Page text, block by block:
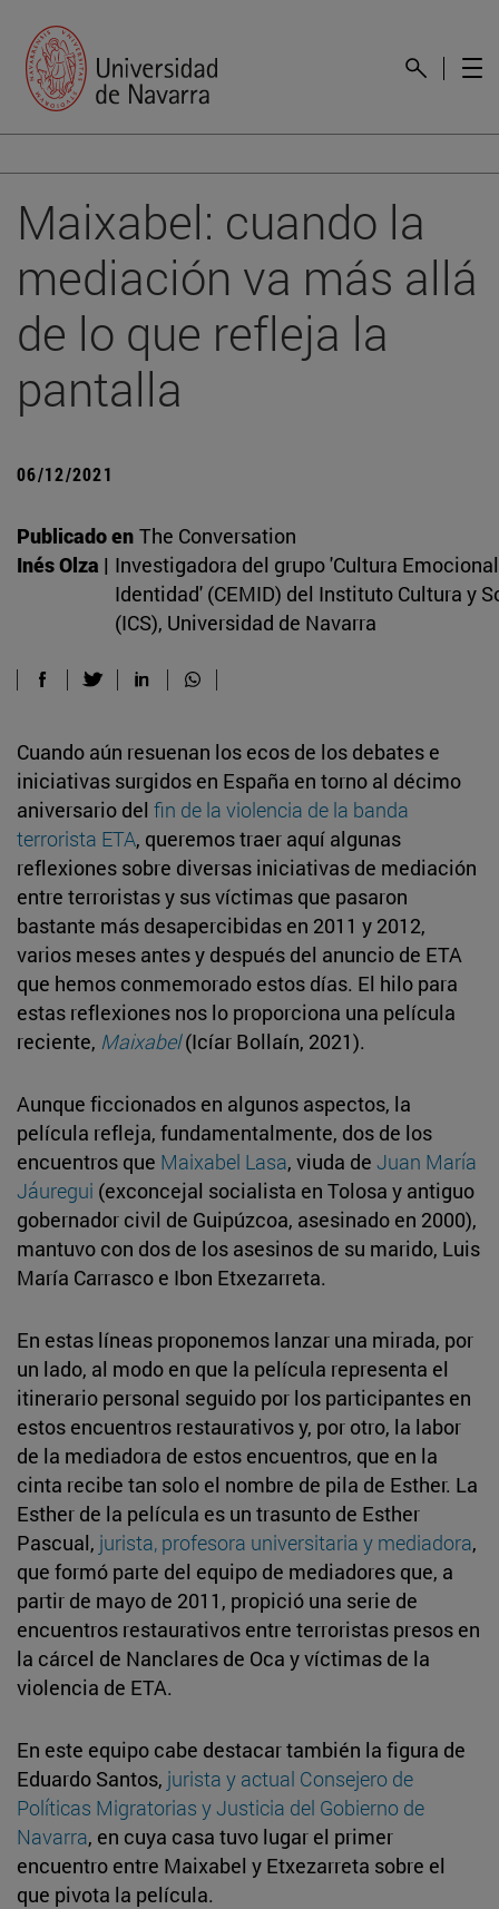
Maixabel: cuando la
mediación va más allá
de lo que refleja la
pantalla
06/12/2021
Publicado en The Conversation
Inés Olza | Investigadora del grupo 'Cultura
Identidad' (CEMID) del Instituto Cultura y
(ICS), Universidad de Navarra
Cuando aún resuenan los ecos de los debates e
iniciativas surgidos en España en torno al décimo
aniversario del fin de la violencia de la banda
terrorista ETA, queremos traer aquí algunas
reflexiones sobre diversas iniciativas de mediación
entre terroristas y sus víctimas que pasaron
bastante más desapercibidas en 2011 y 2012,
varios meses antes y después del anuncio de ETA
que hemos conmemorado estos días. El hilo para
estas reflexiones nos lo proporciona una película
reciente, Maixabel(Icíar Bollaín, 2021).
Aunque ficcionados en algunos aspectos, la
película refleja, fundamentalmente, dos de los
encuentros que Maixabel Lasa, viuda de Juan María
Jáuregui (exconcejal socialista en Tolosa y antiguo
gobernador civil de Guipúzcoa, asesinado en 2000),
mantuvo con dos de los asesinos de su marido, Luis
María Carrasco e Ibon Etxezarreta.
En estas líneas proponemos lanzar una mirada, por
un lado, al modo en que la película representa el
itinerario personal seguido por los participantes en
estos encuentros restaurativos y, por otro, la labor
de la mediadora de estos encuentros, que en la
cinta recibe tan solo el nombre de pila de Esther. La
Esther de la película es un trasunto de Esther
Pascual, jurista, profesora universitaria y mediadora,
que formó parte del equipo de mediadores que, a
partir de mayo de 2011, propició una serie de
encuentros restaurativos entre terroristas presos en
la cárcel de Nanclares de Oca y víctimas de la
violencia de ETA.
En este equipo cabe destacar también la figura de
Eduardo Santos, jurista y actual Consejero de
Políticas Migratorias y Justicia del Gobierno de
Navarra, en cuya casa tuvo lugar el primer
encuentro entre Maixabel y Etxezarreta sobre el
que pivota la película.